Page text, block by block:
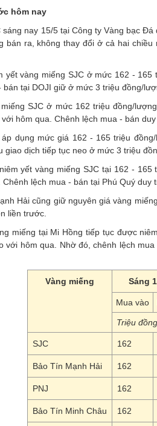
hôm nay
sáng nay 15/5 tại Công ty Vàng bạc
bán ra, không thay đổi ở cả hai
yết vàng miếng SJC ở mức 162 -
bán tại DOJI giữ ở mức 3 triệu đồng/
SJC ở mức 162 triệu đồng/
hôm qua. Chênh lệch mua - bán
dụng mức giá 162 - 165 triệu
giao dịch tiếp tục neo ở mức 3 triệu
yết vàng miếng SJC tại 162 -
Chênh lệch mua - bán tại Phú Quý
Hải cũng giữ nguyên giá vàng
liền trước.
miếng tại Mi Hồng tiếp tục được
với hôm qua. Nhờ đó, chênh lệch
Vàng miếng Sáng
Mua vào
Triệu
SJC 162
Bảo Tín Mạnh Hải 162
PNJ 162
Bảo Tín Minh Châu 162